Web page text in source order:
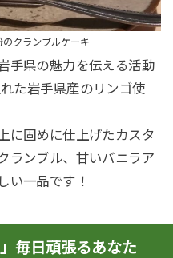
クランブルケーキ
手県の魅力を伝える活動
た岩手県産のリンゴ使
に固めに仕上げたカスタ
ランブル、甘いバニラア
い一品です！
毎日頑張るあなた